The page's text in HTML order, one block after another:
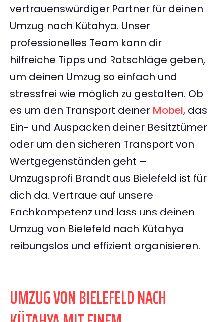
vertrauenswürdiger Partner für deinen
Umzug nach Kütahya. Unser
professionelles Team kann dir
hilfreiche Tipps und Ratschläge geben,
um deinen Umzug so einfach und
stressfrei wie möglich zu gestalten. Ob
es um den Transport deiner Möbel, das
Ein- und Auspacken deiner Besitztümer
oder um den sicheren Transport von
Wertgegenständen geht –
Umzugsprofi Brandt aus Bielefeld ist für
dich da. Vertraue auf unsere
Fachkompetenz und lass uns deinen
Umzug von Bielefeld nach Kütahya
reibungslos und effizient organisieren.
UMZUG VON BIELEFELD NACH